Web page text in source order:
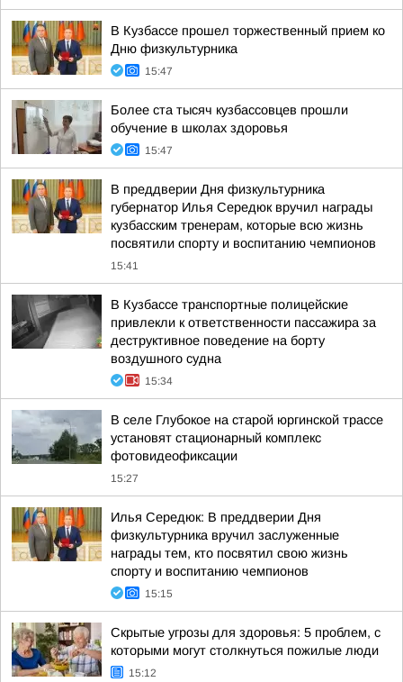
В Кузбассе прошел торжественный прием ко
Дню физкультурника
15:47
Более ста тысяч кузбассовцев прошли
обучение в школах здоровья
15:47
В преддверии Дня физкультурника
губернатор Илья Середюк вручил награды
кузбасским тренерам, которые всю жизнь
посвятили спорту и воспитанию чемпионов
15:41
В Кузбассе транспортные полицейские
привлекли к ответственности пассажира за
деструктивное поведение на борту
воздушного судна
15:34
В селе Глубокое на старой юргинской трассе
установят стационарный комплекс
фотовидеофиксации
15:27
Илья Середюк: В преддверии Дня
физкультурника вручил заслуженные
награды тем, кто посвятил свою жизнь
спорту и воспитанию чемпионов
15:15
Скрытые угрозы для здоровья: 5 проблем, с
которыми могут столкнуться пожилые люди
15:12